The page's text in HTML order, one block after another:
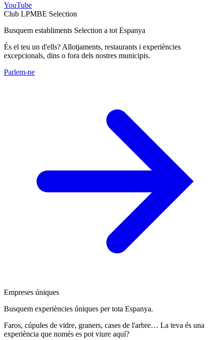
YouTube
Club LPMBE Selection
Busquem establiments Selection a tot Espanya
És el teu un d'ells? Allotjaments, restaurants i experiències
excepcionals, dins o fora dels nostres municipis.
Parlem-ne
Empreses úniques
Busquem experiències úniques per tota Espanya.
Faros, cúpules de vidre, graners, cases de l'arbre… La teva és una
experiència que només es pot viure aquí?